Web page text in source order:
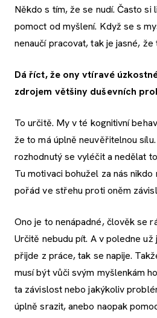
Někdo s tím, že se nudí. Často
pomoct od myšlení. Když se s
nenaučí pracovat, tak je jasné, že
Dá říct, že ony vtíravé
zdrojem většiny duševních
To určitě. My v té kognitivní
že to má úplně neuvěřitelnou
rozhodnutý se vyléčit a nedělat
Tu motivaci bohužel za nás
pořád ve střehu proti oněm
Ono je to nenápadné, člověk se
Určitě nebudu pít. A v poledne už
přijde z práce, tak se napije.
musí být vůči svým myšlenkám
ta závislost nebo jakýkoliv
úplně srazit, anebo naopak